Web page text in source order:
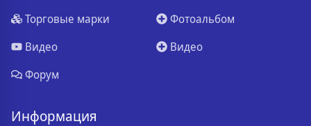
Торговые марки
Видео
Форум
Фотоальбом
Видео
Информация